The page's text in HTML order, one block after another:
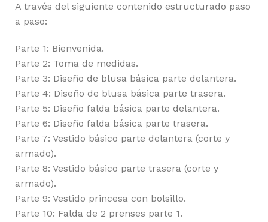
A través del siguiente contenido estructurado paso
a paso:
Parte 1: Bienvenida.
Parte 2: Toma de medidas.
Parte 3: Diseño de blusa básica parte delantera.
Parte 4: Diseño de blusa básica parte trasera.
Parte 5: Diseño falda básica parte delantera.
Parte 6: Diseño falda básica parte trasera.
Parte 7: Vestido básico parte delantera (corte y
armado).
Parte 8: Vestido básico parte trasera (corte y
armado).
Parte 9: Vestido princesa con bolsillo.
Parte 10: Falda de 2 prenses parte 1.